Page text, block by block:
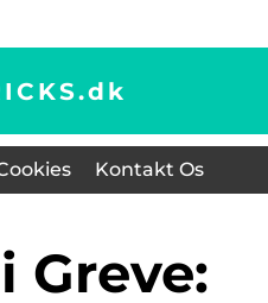
dk
Kontakt Os